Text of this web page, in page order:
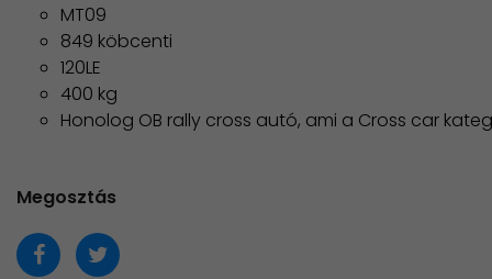
MT09
849 köbcenti
120LE
400 kg
Honolog OB rally cross autó, ami a Cross car
Megosztás